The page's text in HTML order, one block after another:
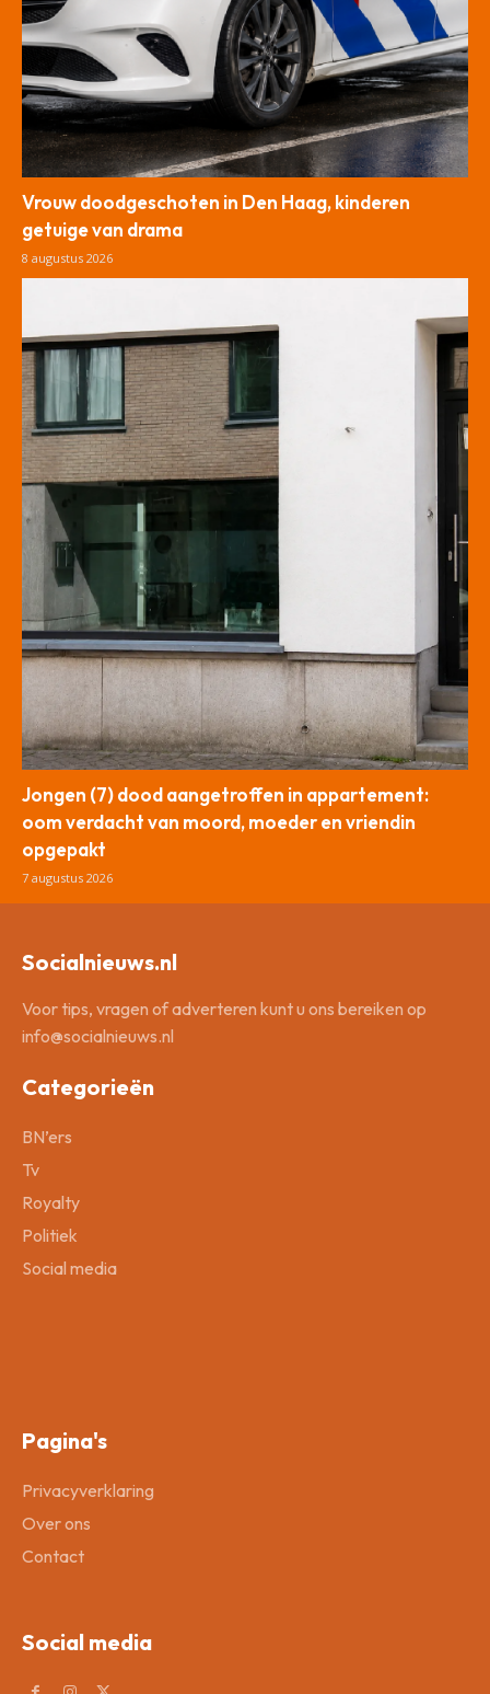
Vrouw doodgeschoten in Den Haag, kinderen
getuige van drama
8 augustus 2026
Jongen (7) dood aangetroffen in appartement:
oom verdacht van moord, moeder en vriendin
opgepakt
7 augustus 2026
Socialnieuws.nl
Voor tips, vragen of adverteren kunt u ons bereiken op
info@socialnieuws.nl
Categorieën
BN’ers
Tv
Royalty
Politiek
Social media
Pagina's
Privacyverklaring
Over ons
Contact
Social media